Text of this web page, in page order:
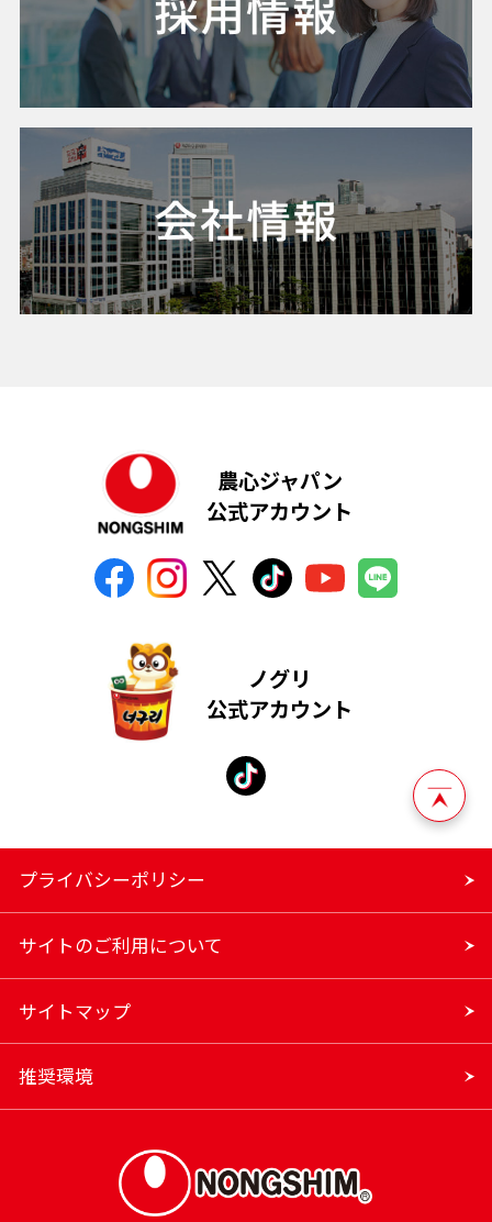
農心ジャパン
公式アカウント
ノグリ
公式アカウント
プライバシーポリシー
サイトのご利用について
サイトマップ
推奨環境